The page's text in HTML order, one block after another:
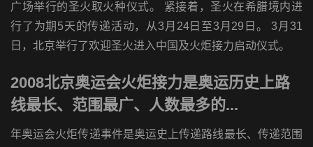
广场举行的圣火取火种仪式。 紧接着，圣火在希腊境内进
行了为期5天的传递活动，从3月24日至3月29日。 3月31
日，北京举行了欢迎圣火进入中国及火炬接力启动仪式。
2008北京奥运会火炬接力是奥运历史上路
线最长、范围最广、人数最多的...
年奥运会火炬传递事件是奥运史上传递路线最长、传递范围